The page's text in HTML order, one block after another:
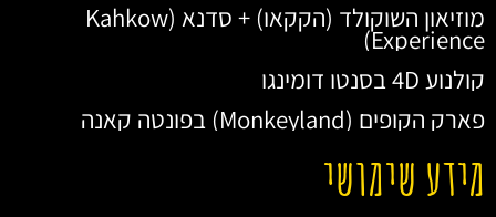
מוזיאון השוקולד (הקקאו) + סדנא (Kahkow
Experience)
קולנוע 4D בסנטו דומינגו
פארק הקופים (Monkeyland) בפונטה קאנה
מידע שימושי